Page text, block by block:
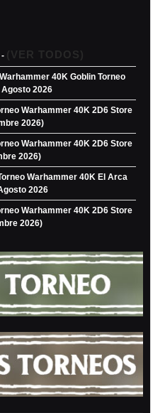
- (VER TODOS)
40K Goblin Torneo
2026
Warhammer 40K 2D6 Store
2026)
Warhammer 40K 2D6 Store
2026)
Warhammer 40K El Arca
2026
Warhammer 40K 2D6 Store
2026)